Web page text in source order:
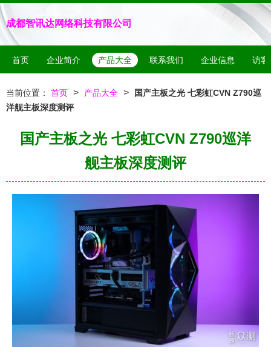
成都智讯达网络科技有限公司
首页 企业简介 产品大全 联系我们 企业信息 访客
当前位置： 首页 > 产品大全 >
国产主板之光 七彩虹CVN Z790巡
洋舰主板深度测评
国产主板之光 七彩虹CVN Z790巡洋
舰主板深度测评